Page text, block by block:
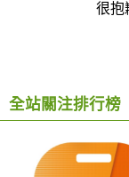
很抱
全站關注排行榜